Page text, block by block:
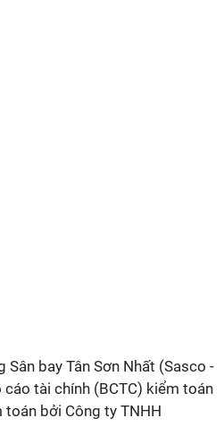
Sân bay Tân Sơn Nhất (Sasco -
tài chính (BCTC) kiểm toán
bởi Công ty TNHH